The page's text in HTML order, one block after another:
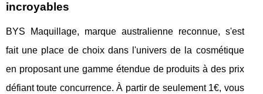
incroyables
BYS Maquillage, marque australienne reconnue, s'est
fait une place de choix dans l'univers de la cosmétique
en proposant une gamme étendue de produits à des prix
défiant toute concurrence. À partir de seulement 1€, vous